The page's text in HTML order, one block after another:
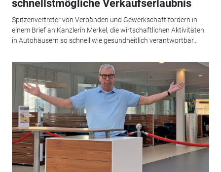
schnellstmögliche Verkaufserlaubnis
Spitzenvertreter von Verbänden und Gewerkschaft fordern in
einem Brief an Kanzlerin Merkel, die wirtschaftlichen Aktivitäten
in Autohäusern so schnell wie gesundheitlich verantwortbar...